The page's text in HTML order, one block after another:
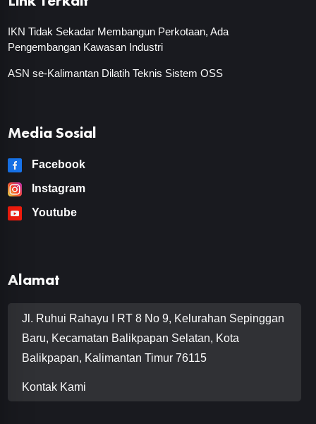
IKN Tidak Sekadar Membangun Perkotaan, Ada
Pengembangan Kawasan Industri
ASN se-Kalimantan Dilatih Teknis Sistem OSS
Media Sosial
Facebook
Instagram
Youtube
Alamat
Jl. Ruhui Rahayu I RT 8 No 9, Kelurahan Sepinggan
Baru, Kecamatan Balikpapan Selatan, Kota
Balikpapan, Kalimantan Timur 76115
Kontak Kami